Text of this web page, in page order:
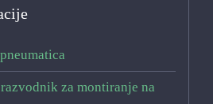
za montiranje na